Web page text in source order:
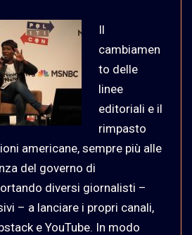
Il
cambiamen
to delle
linee
editoriali e il
rimpasto
americane, sempre più alle
del governo di
diversi giornalisti –
– a lanciare i propri canali,
e YouTube. In modo